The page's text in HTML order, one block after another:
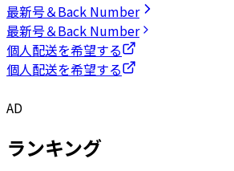
最新号＆Back Number
最新号＆Back Number
個人配送を希望する
個人配送を希望する
AD
ランキング